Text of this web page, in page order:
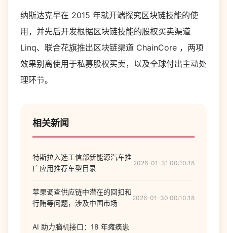
纳斯达克早在 2015 年就开端探究区块链技能的使
用，并先后开发根据区块链技能的股权买卖渠道
Linq、联合花旗推出区块链渠道 ChainCore ，两项
效果别离使用于私募股权买卖，以及全球付出主动处
理环节。
相关新闻
特斯拉入选工信部新能源汽车推
广应用推荐车型目录
2026-01-31 00:10:18
苹果调查供应链中潜在的回扣和
行贿等问题，涉及中国市场
2026-01-30 00:10:18
AI 助力脑机接口：18 年瘫痪患